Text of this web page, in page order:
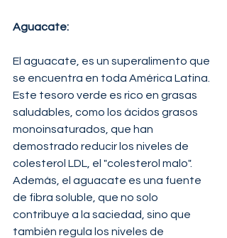
Aguacate:
El aguacate, es un superalimento que
se encuentra en toda América Latina.
Este tesoro verde es rico en grasas
saludables, como los ácidos grasos
monoinsaturados, que han
demostrado reducir los niveles de
colesterol LDL, el "colesterol malo".
Además, el aguacate es una fuente
de fibra soluble, que no solo
contribuye a la saciedad, sino que
también regula los niveles de